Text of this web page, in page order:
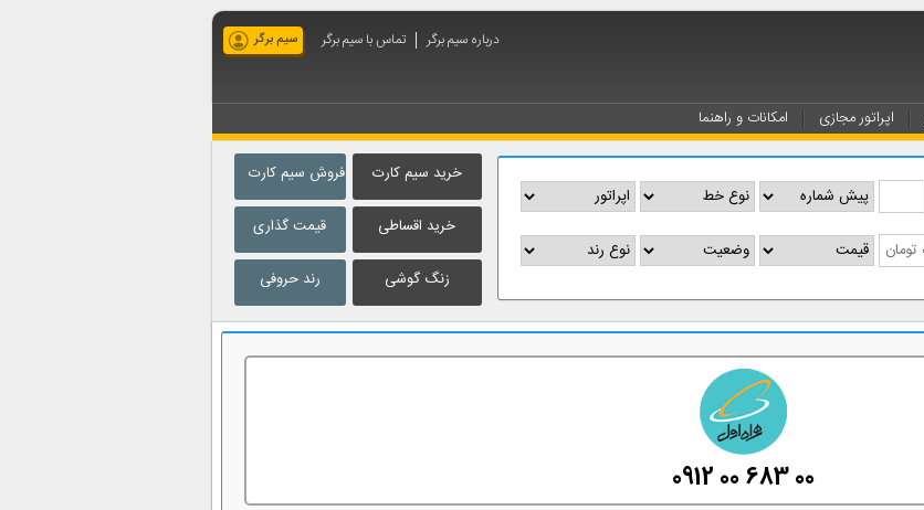
سیم برگر درباره سیم برگر تماس با سیم برگر
اپراتور مجازی امکانات و راهنما
فروش سیم کارت
قیمت گذاری
رند حروفی
خرید سیم کارت
خرید اقساطی
زنگ گوشی
0912 00 683 00